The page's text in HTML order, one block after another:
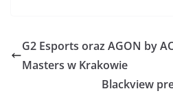
e
b
o
p
s
p
e
g
G2 Esports oraz AGON by
Masters w Krakowie
Blackview